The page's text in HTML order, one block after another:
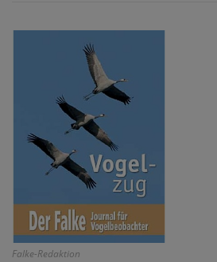
Falke-Redaktion